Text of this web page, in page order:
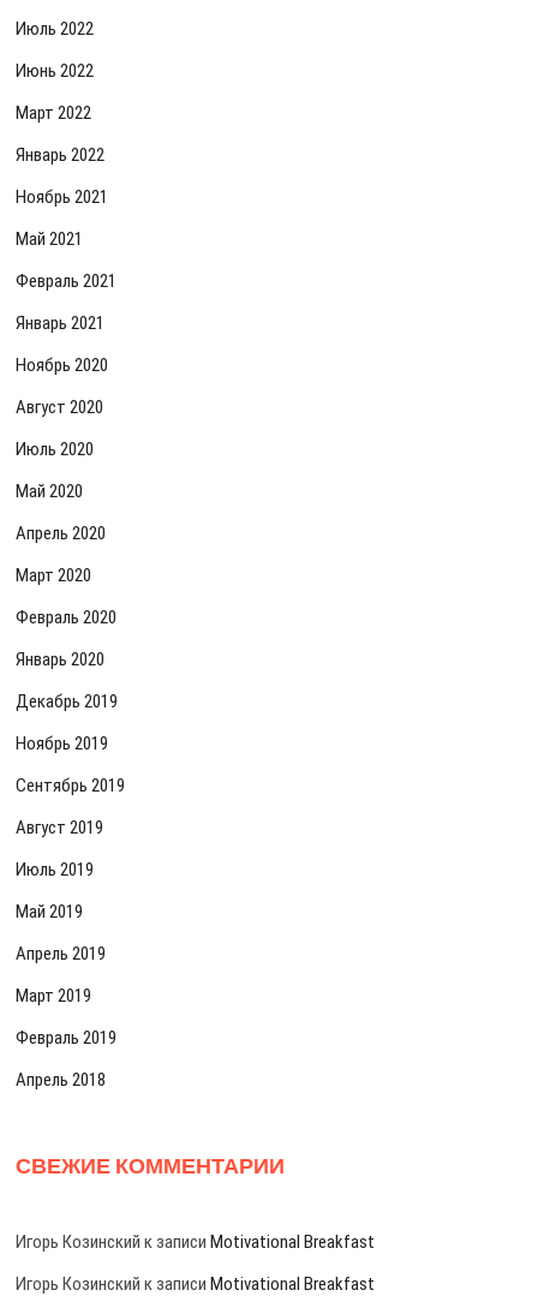
Июль 2022
Июнь 2022
Март 2022
Январь 2022
Ноябрь 2021
Май 2021
Февраль 2021
Январь 2021
Ноябрь 2020
Август 2020
Июль 2020
Май 2020
Апрель 2020
Март 2020
Февраль 2020
Январь 2020
Декабрь 2019
Ноябрь 2019
Сентябрь 2019
Август 2019
Июль 2019
Май 2019
Апрель 2019
Март 2019
Февраль 2019
Апрель 2018
СВЕЖИЕ КОММЕНТАРИИ
Игорь Козинский к записиMotivational Breakfast
Игорь Козинский к записиMotivational Breakfast